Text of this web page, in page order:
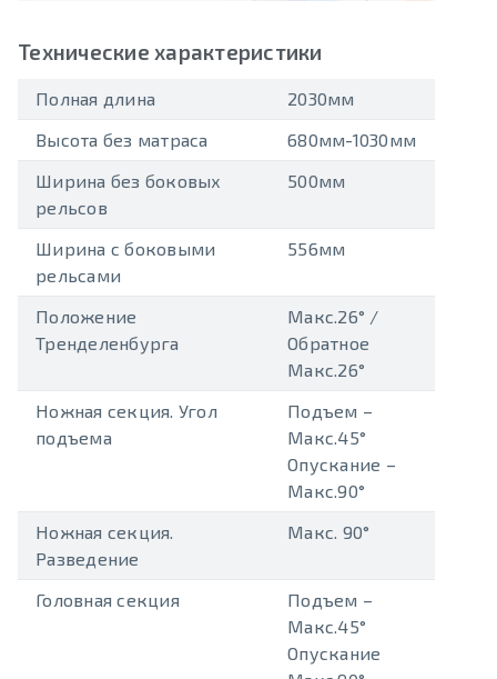
Технические характеристики
Полная длина
2030мм
Высота без матраса
680мм-1030мм
Ширина без боковых
рельсов
500мм
Ширина с боковыми
рельсами
556мм
Положение
Тренделенбурга
Макс.26° /
Обратное
Макс.26°
Ножная секция. Угол
подъема
Подъем –
Макс.45°
Опускание –
Макс.90°
Ножная секция.
Разведение
Макс. 90°
Головная секция
Подъем –
Макс.45°
Опускание